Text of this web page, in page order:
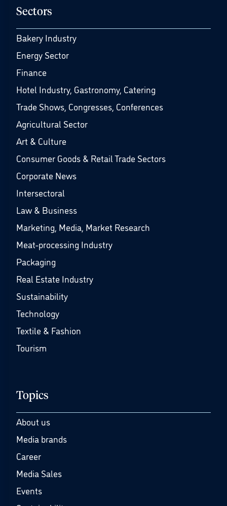
Sectors
Bakery Industry
Energy Sector
Finance
Hotel Industry, Gastronomy, Catering
Trade Shows, Congresses, Conferences
Agricultural Sector
Art & Culture
Consumer Goods & Retail Trade Sectors
Corporate News
Intersectoral
Law & Business
Marketing, Media, Market Research
Meat-processing Industry
Packaging
Real Estate Industry
Sustainability
Technology
Textile & Fashion
Tourism
Topics
About us
Media brands
Career
Media Sales
Events